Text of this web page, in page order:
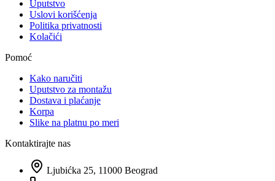
Uputstvo
Uslovi korišćenja
Politika privatnosti
Kolačići
Pomoć
Kako naručiti
Uputstvo za montažu
Dostava i plaćanje
Korpa
Slike na platnu po meri
Kontaktirajte nas
Ljubićka 25, 11000 Beograd